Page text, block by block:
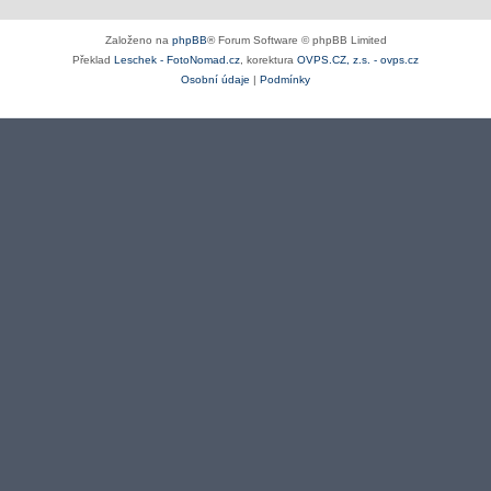
Založeno na phpBB® Forum Software © phpBB Limited
Překlad Leschek - FotoNomad.cz , korektura OVPS.CZ, z.s. - ovps.cz
Osobní údaje | Podmínky